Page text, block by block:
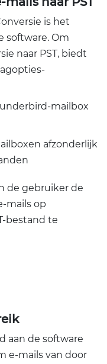
is het
software. Om
naar PST, biedt
mailbox
afzonderlijk
de gebruiker de
mails op
bestand te
aan de software
e-mails van door